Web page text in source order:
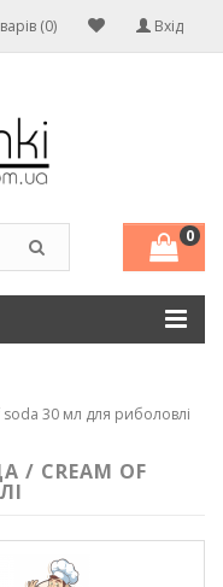
Вхід
(0)
0
30 мл для риболовлі
CREAM OF